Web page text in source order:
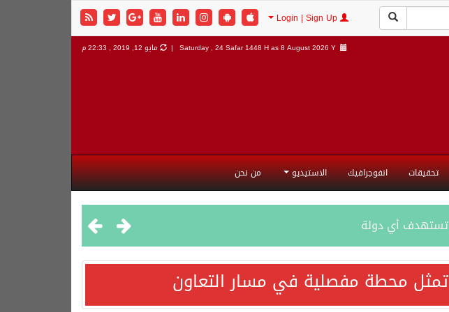
Saturday , 24 Safar 1448 H as8 August 2026 Y | مايو 12, 2019 , 22:33 م
تحقيقات انفوجرافيك الاستيديو من نحن
تستهدف أي دولة
أمن المنطقةمحطة مفصلية في مسار التعاون